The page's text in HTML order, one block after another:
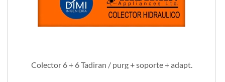
Colector 6 + 6 Tadiran / purg + soporte + adapt.